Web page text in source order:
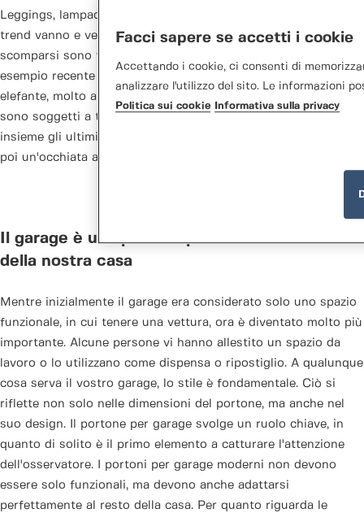
Leggings, lampade di lava o rustiche cucine di campagna: i
trend vanno e vengono. Alcuni stili che si pensa siano
scomparsi sono tornati nelle nostre vite anni dopo. Un
esempio recente è stato il ritorno dei pantaloni a zampa di
elefante, molto amati nell'era hippy. Anche i portoni per garage
sono soggetti a trend in continua evoluzione. Scopriamo
insieme gli ultimi trend in fatto di portoni da garage; e diamo
poi un'occhiata ai portoni Normstahl più venduti.
Il garage è una parte importante dello stile
della nostra casa
Mentre inizialmente il garage era considerato solo uno spazio
funzionale, in cui tenere una vettura, ora è diventato molto più
importante. Alcune persone vi hanno allestito un spazio da
lavoro o lo utilizzano come dispensa o ripostiglio. A qualunque
cosa serva il vostro garage, lo stile è fondamentale. Ciò si
riflette non solo nelle dimensioni del portone, ma anche nel
suo design. Il portone per garage svolge un ruolo chiave, in
quanto di solito è il primo elemento a catturare l'attenzione
dell'osservatore. I portoni per garage moderni non devono
essere solo funzionali, ma devono anche adattarsi
perfettamente al resto della casa. Per quanto riguarda le
Facci sapere se accetti i cookie
Accettando i cookie, ci consenti di
analizzare l'utilizzo del sito. Le informazioni
Politica sui cookie Informativa sulla privacy